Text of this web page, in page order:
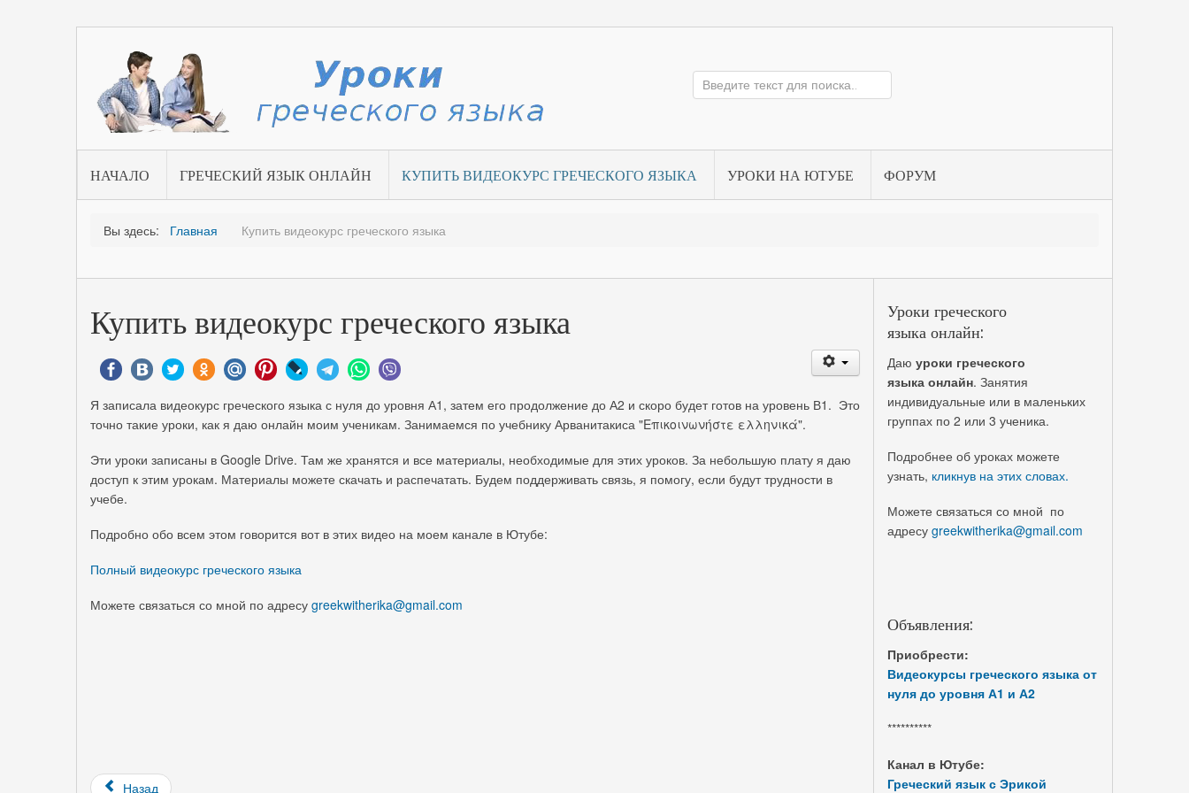
НАЧАЛО ГРЕЧЕСКИЙ ЯЗЫК ОНЛАЙН КУПИТЬ ВИДЕОКУРС ГРЕЧЕСКОГО ЯЗЫКА УРОКИ НА ЮТУБЕ ФОРУМ
Вы здесь: Главная Купить видеокурс греческого языка
Купить видеокурс греческого языка
Я записала видеокурс греческого языка с нуля до уровня А1, затем его продолжение до А2 и скоро будет готов на уровень В1. Это
точно такие уроки, как я даю онлайн моим ученикам. Занимаемся по учебнику Арванитакиса "Επικοινωνήστε ελληνικά".
Эти уроки записаны в Google Drive. Там же хранятся и все материалы, необходимые для этих уроков. За небольшую плату я даю
доступ к этим урокам. Материалы можете скачать и распечатать. Будем поддерживать связь, я помогу, если будут трудности в
учебе.
Подробно обо всем этом говорится вот в этих видео на моем канале в Ютубе:
Полный видеокурс греческого языка
Можете связаться со мной по адресу greekwitherika@gmail.com
Назад
Уроки греческого
языка онлайн:
Даю уроки греческого
языка онлайн. Занятия
индивидуальные или в маленьких
группах по 2 или 3 ученика.
Подробнее об уроках можете
узнать, кликнув на этих словах.
Можете связаться со мной по
адресу greekwitherika@gmail.com
Объявления:
Приобрести:
Видеокурсы греческого языка от
нуля до уровня А1 и А2
**********
Канал в Ютубе:
Греческий язык с Эрикой